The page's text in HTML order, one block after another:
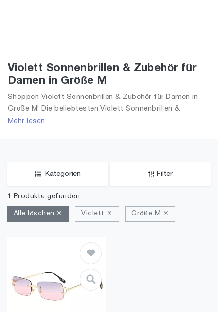
Violett Sonnenbrillen & Zubehör für
Damen in Größe M
Shoppen Violett Sonnenbrillen & Zubehör für Damen in
Größe M! Die beliebtesten Violett Sonnenbrillen &
Zubehör. Größe Auswahl an Violett Sonnenbrillen &
Mehr lesen
Kategorien Filter
1 Produkte gefunden
Alle löschen ✕ Violett ✕ Größe M ✕